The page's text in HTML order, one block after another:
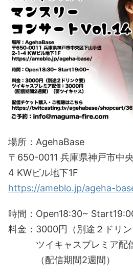
場所：AgehaBase
〒650-0011 兵庫県神戸市中
4 KWビル地下1F
https://ameblo.jp/ageha-
時間：Open18:30~
料金：3000円（別途２ドリ
ツイキャスプレミア配
（配信期間2週間）